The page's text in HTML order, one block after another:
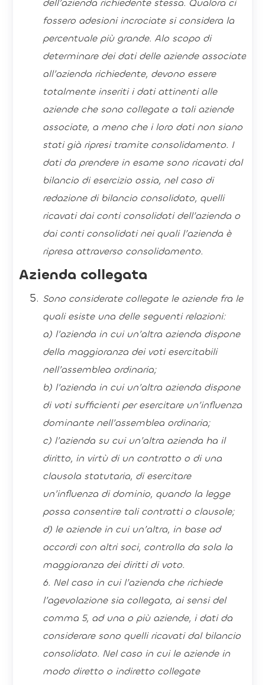
dell’azienda richiedente stessa. Qualora ci
fossero adesioni incrociate si considera la
percentuale più grande. Alo scopo di
determinare dei dati delle aziende associate
all’azienda richiedente, devono essere
totalmente inseriti i dati attinenti alle
aziende che sono collegate a tali aziende
associate, a meno che i loro dati non siano
stati già ripresi tramite consolidamento. I
dati da prendere in esame sono ricavati dal
bilancio di esercizio ossia, nel caso di
redazione di bilancio consolidato, quelli
ricavati dai conti consolidati dell’azienda o
dai conti consolidati nei quali l’azienda è
ripresa attraverso consolidamento.
Azienda collegata
Sono considerate collegate le aziende fra le
quali esiste una delle seguenti relazioni:
a) l’azienda in cui un’altra azienda dispone
della maggioranza dei voti esercitabili
nell’assemblea ordinaria;
b) l’azienda in cui un’altra azienda dispone
di voti sufficienti per esercitare un’influenza
dominante nell’assemblea ordinaria;
c) l’azienda su cui un’altra azienda ha il
diritto, in virtù di un contratto o di una
clausola statutaria, di esercitare
un’influenza di dominio, quando la legge
possa consentire tali contratti o clausole;
d) le aziende in cui un’altra, in base ad
accordi con altri soci, controlla da sola la
maggioranza dei diritti di voto.
6. Nel caso in cui l’azienda che richiede
l’agevolazione sia collegata, ai sensi del
comma 5, ad una o più aziende, i dati da
considerare sono quelli ricavati dal bilancio
consolidato. Nel caso in cui le aziende in
modo diretto o indiretto collegate